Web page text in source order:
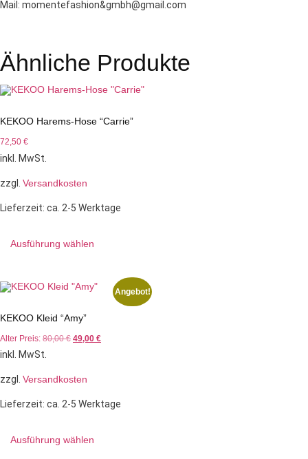
Mail: momentefashion&gmbh@gmail.com
Ähnliche Produkte
KEKOO Harems-Hose “Carrie”
72,50 €
inkl. MwSt.
zzgl. Versandkosten
Lieferzeit: ca. 2-5 Werktage
Ausführung wählen
Angebot!
KEKOO Kleid “Amy”
Alter Preis: 80,00€ 49,00 €
inkl. MwSt.
zzgl. Versandkosten
Lieferzeit: ca. 2-5 Werktage
Ausführung wählen